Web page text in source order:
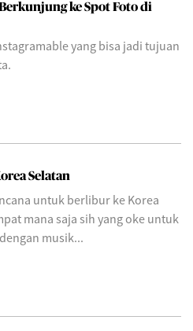
ke Spot Foto di
yang bisa jadi tujuan
Selatan
untuk berlibur ke Korea
mana saja sih yang oke untuk
musik...